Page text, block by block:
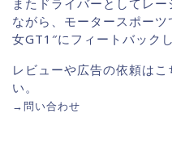
またドライバーとしてレ
ながら、モータースポー
女GT1″にフィートバックし
レビューや広告の依頼は
い。
→問い合わせ